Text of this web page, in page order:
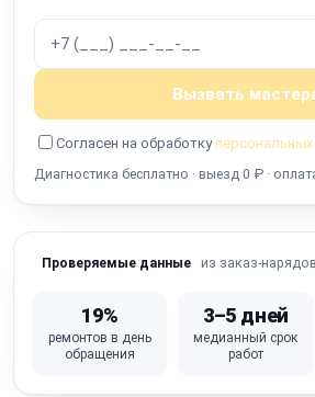
Вызвать
Согласен на обработку
Диагностика бесплатно · выезд 0 ₽ ·
Проверяемые данные из заказ-
19%
ремонтов в день
обращения
3–5 дней
медианный срок
работ